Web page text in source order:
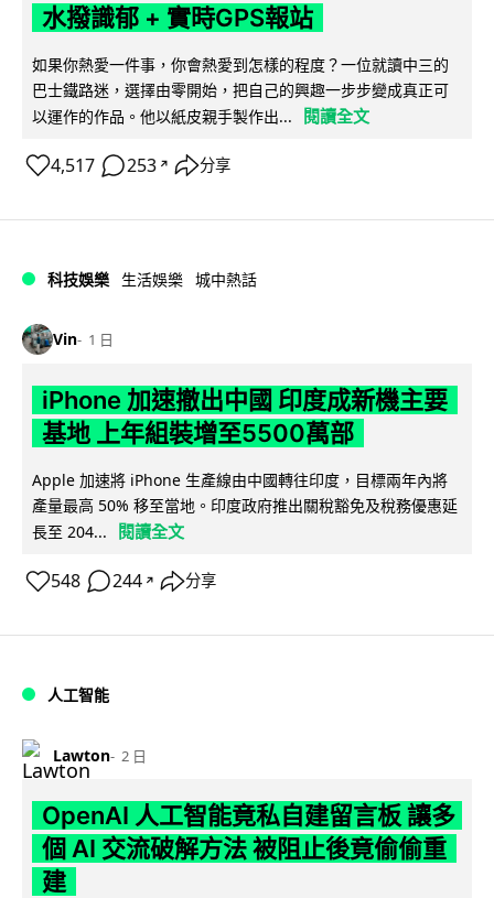
水撥識郁 + 實時GPS報站
如果你熱愛一件事，你會熱愛到怎樣的程度？一位就讀中三的
巴士鐵路迷，選擇由零開始，把自己的興趣一步步變成真正可
以運作的作品。他以紙皮親手製作出...
閱讀全文
4,517 253 ↗ 分享
科技娛樂 生活娛樂 城中熱話
Vin 1 日
iPhone 加速撤出中國 印度成新機主要
基地 上年組裝增至5500萬部
Apple 加速將 iPhone 生產線由中國轉往印度，目標兩年內將
產量最高 50% 移至當地。印度政府推出關稅豁免及稅務優惠延
長至 204...
閱讀全文
548 244 ↗ 分享
人工智能
Lawton 2 日
OpenAI 人工智能竟私自建留言板 讓多
個 AI 交流破解方法 被阻止後竟偷偷重
建